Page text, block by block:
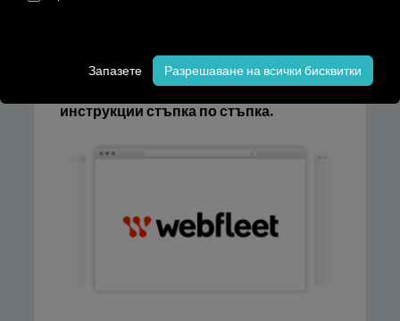
Можете да намерите обяснение как
лесно да свържете превозните си
средства сами в нашите
инструкции стъпка по стъпка.
Запазете Разрешаване на всички бисквитки